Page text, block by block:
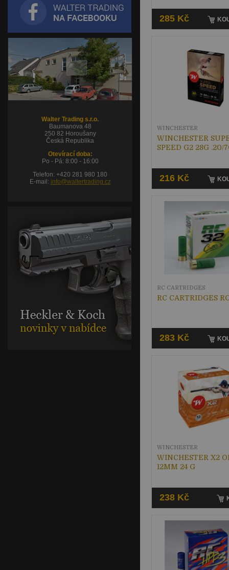
285 Kč
WINCHESTER
SPEED G2 28G .20/
WINCHESTER
216 Kč
RC CARTRIDGES
RC CARTRIDGES
283 Kč
WINCHESTER X2
12MM 24 G
WINCHESTER
238 Kč
Walter Trading s.r.o.
Baumanova 48
250 82 Horoušany
Česká Republika
Otevírací doba:
Po - Pá: 8:00 - 16:00
Telefon: +420 281 980 180
E-mail: info@waltertrading.cz